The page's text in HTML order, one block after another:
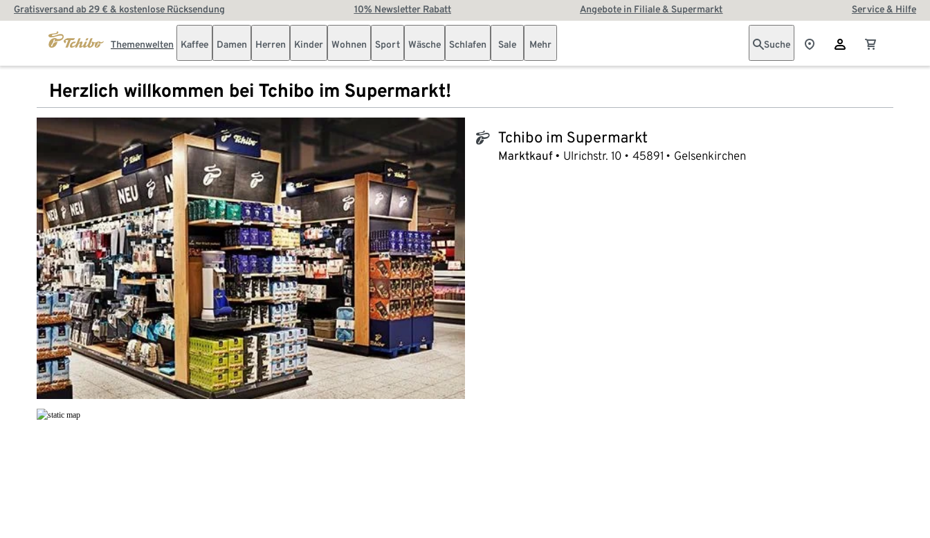
Gratisversand ab 29 € & kostenlose Rücksendung 10% Newsletter Rabatt Angebote in Filiale & Supermarkt Service & Hilfe
Themenwelten Kaffee Damen Herren Kinder Wohnen Sport Wäsche Schlafen Sale Mehr Suche
Herzlich willkommen bei Tchibo im Supermarkt!
tchibo_logo Tchibo im Supermarkt
Marktkauf Ulrichstr. 10 45891 Gelsenkirchen